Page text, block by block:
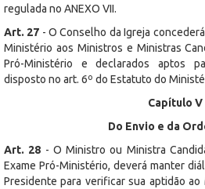
regulada no ANEXO VII.
Art. 27 - O Conselho da Igreja
Ministério aos Ministros e Ministras
Pró-Ministério e declarados aptos
disposto no art. 6º do Estatuto do
Capítulo V
Do Envio e da
Art. 28 - O Ministro ou Ministra
Exame Pró-Ministério, deverá manter
Presidente para verificar sua aptidão